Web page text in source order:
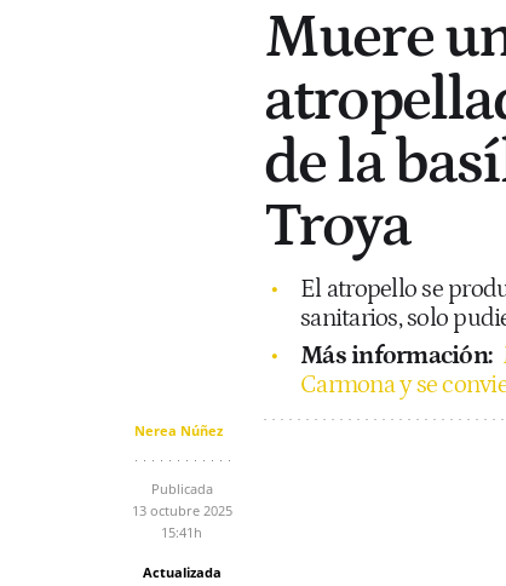
Muere
de la
Troya
El atropello se
sanitarios, solo
Más información:
Carmona y se
Nerea Núñez
Publicada
13 octubre 2025
15:41h
Actualizada